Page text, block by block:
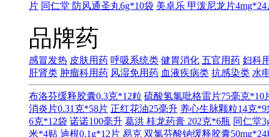
片 同仁堂 防风通圣丸6g*10袋 美卓乐 甲泼尼龙片4mg*24
品牌药
感冒发热 皮肤用药 呼吸系统类 健胃消化 五官用药 妇科
肝肾类 肿瘤科用药 风湿免用药 血液疾病类 抗感染类 水
布洛芬缓释胶囊0.3克*12粒 硫酸氢氯吡格雷片75毫克*10
消炎片0.31克*58片 正红花油25毫升 养心生脉颗粒14克*9
6克*12袋 诺诺100毫升 葛洪 桂龙药膏 202克*6瓶 同仁堂
米*4贴 迪根0.1g*12片 易克 双氯芬酸钠缓释胶囊50mg*24